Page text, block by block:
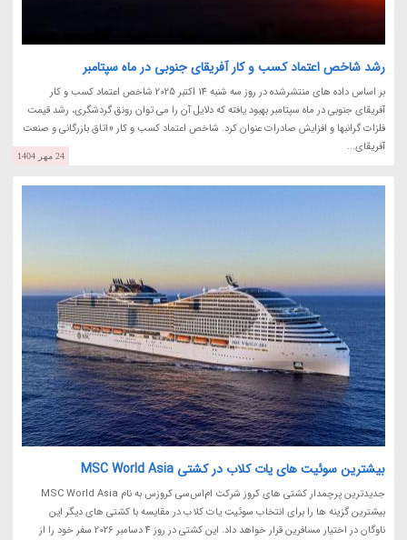
رشد شاخص اعتماد کسب و کار آفریقای جنوبی در ماه سپتامبر
بر اساس داده های منتشرشده در روز سه شنبه 14 اکتبر 2025 شاخص اعتماد کسب و کار
آفریقای جنوبی در ماه سپتامبر بهبود یافته که دلایل آن را می توان رونق گردشگری، رشد قیمت
فلزات گرانبها و افزایش صادرات عنوان کرد. شاخص اعتماد کسب و کار «اتاق بازرگانی و صنعت
آفریقای...
24 مهر 1404
بیشترین سوئیت های یات کلاب در کشتی MSC World Asia
جدیدترین پرچمدار کشتی های کروز شرکت ام‌اس‌سی کروزس به نام MSC World Asia
بیشترین گزینه ها را برای انتخاب سوئیت یات کلاب در مقایسه با کشتی های دیگر این
ناوگان در اختیار مسافرین قرار خواهد داد. این کشتی در روز 4 دسامبر 2026 سفر خود را از